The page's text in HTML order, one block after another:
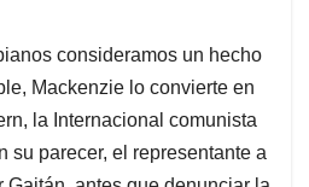
consideramos un hecho
Mackenzie lo convierte en
la Internacional comunista
su parecer, el representante a